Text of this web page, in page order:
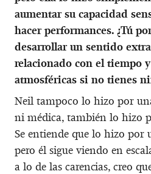
aumentar su capacidad
hacer performances. ¿Tú
desarrollar un sentido
relacionado con el tiempo
atmosféricas si no tienes
Neil tampoco lo hizo por
ni médica, también lo hizo
Se entiende que lo hizo por
pero él sigue viendo en
a lo de las carencias, creo